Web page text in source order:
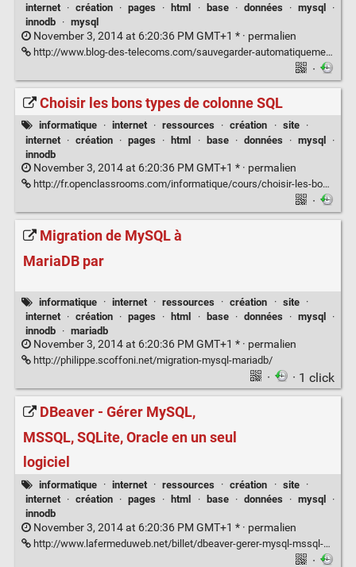
internet
· création · pages · html · base · données · mysql
·
innodb
· mysql
November 3, 2014 at 6:20:36 PM GMT+1 * · permalien
http://www.blog-des-telecoms.com/sauvegarder-automatiquement-ses-bases-de-donnees-mysql/
·
Choisir les bons types de colonne SQL
informatique · internet · ressources · création · site
·
internet
· création · pages · html · base · données · mysql
·
innodb
November 3, 2014 at 6:20:36 PM GMT+1 * · permalien
http://fr.openclassrooms.com/informatique/cours/choisir-les-bons-types-de-colonne-sql
·
Migration de MySQL à
MariaDB par
informatique · internet · ressources · création · site
·
internet
· création · pages · html · base · données · mysql
·
innodb
· mariadb
November 3, 2014 at 6:20:36 PM GMT+1 * · permalien
http://philippe.scoffoni.net/migration-mysql-mariadb/
· · 1 click
DBeaver - Gérer MySQL,
MSSQL, SQLite, Oracle en un seul
logiciel
informatique · internet · ressources · création · site
·
internet
· création · pages · html · base · données · mysql
·
innodb
November 3, 2014 at 6:20:36 PM GMT+1 * · permalien
http://www.lafermeduweb.net/billet/dbeaver-gerer-mysql-mssql-sqlite-oracle-en-un-seul-logiciel-1373.html
·